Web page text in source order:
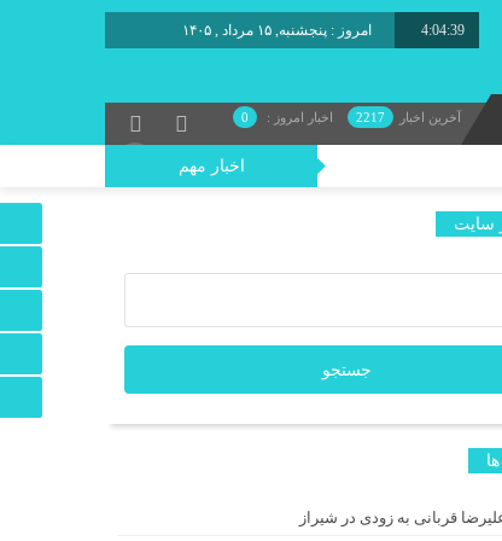
4:04:40 امروز : پنجشنبه, ۱۵ مرداد , ۱۴۰۵
آخرین اخبار 2217 اخبار امروز : 0
اخبار مهم
رونمایی شد
سایت
قربانی به زودی در شیراز